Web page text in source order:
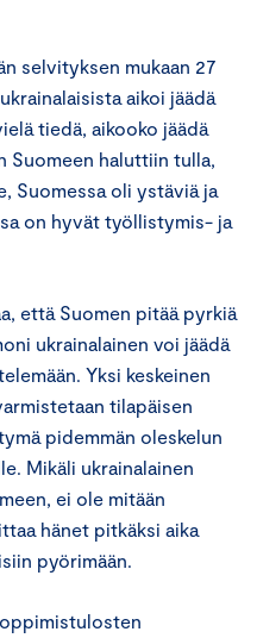
selvityksen mukaan 27
aikoi jäädä
tiedä, aikooko jäädä
Suomeen haluttiin tulla,
Suomessa oli ystäviä ja
on hyvät työllistymis- ja
että Suomen pitää pyrkiä
ukrainalainen voi jäädä
Yksi keskeinen
tilapäisen
pidemmän oleskelun
Mikäli ukrainalainen
ei ole mitään
hänet pitkäksi aika
pyörimään.